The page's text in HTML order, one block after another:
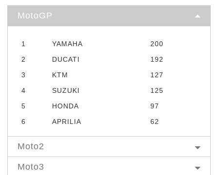
MotoGP
1 YAMAHA
200
2
DUCATI
192
3
KTM
127
4
SUZUKI
125
5
HONDA
97
6
APRILIA 62
Moto2
Moto3